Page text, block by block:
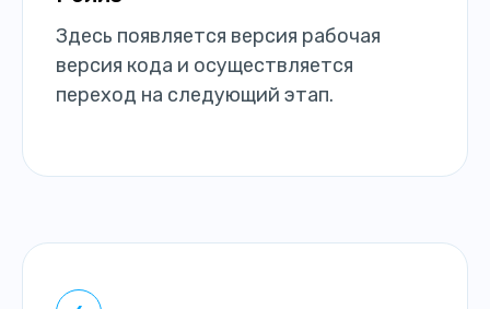
Здесь появляется версия рабочая
версия кода и осуществляется
переход на следующий этап.